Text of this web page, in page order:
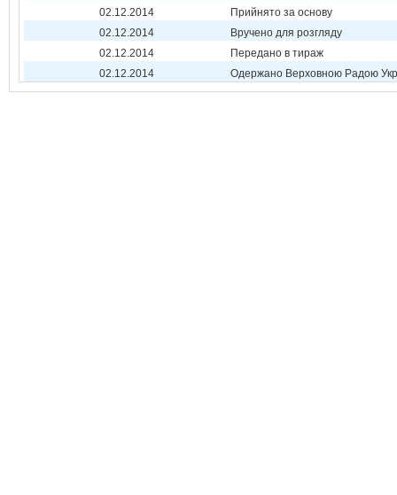
02.12.2014
Прийнято за основу
02.12.2014
Вручено для розгляду
02.12.2014
Передано в тираж
02.12.2014
Одержано Верховною Радою